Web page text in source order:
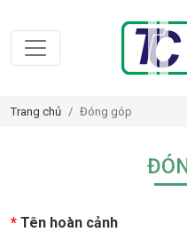
Trang chủ Đóng góp
* Tên hoàn cảnh